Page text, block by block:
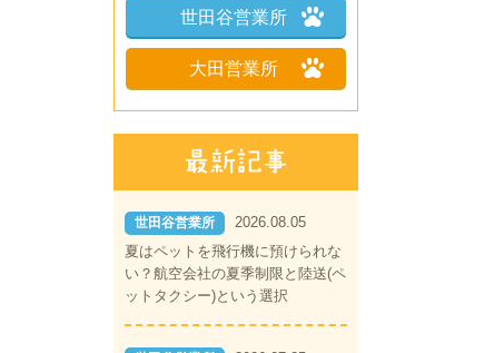
世田谷営業所
大田営業所
世田谷営業所
2026.08.05
夏はペットを飛行機に預けられな
い？航空会社の夏季制限と陸送(ペ
ットタクシー)という選択